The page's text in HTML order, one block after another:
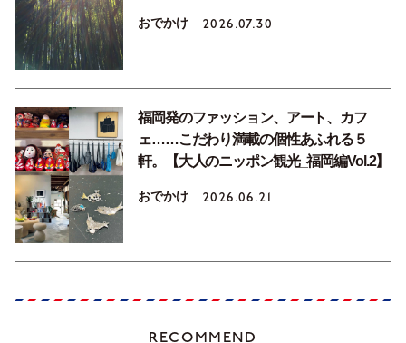
おでかけ 2026.07.30
福岡発のファッション、アート、カフ
ェ……こだわり満載の個性あふれる５
軒。【大人のニッポン観光_福岡編Vol.2】
おでかけ 2026.06.21
RECOMMEND